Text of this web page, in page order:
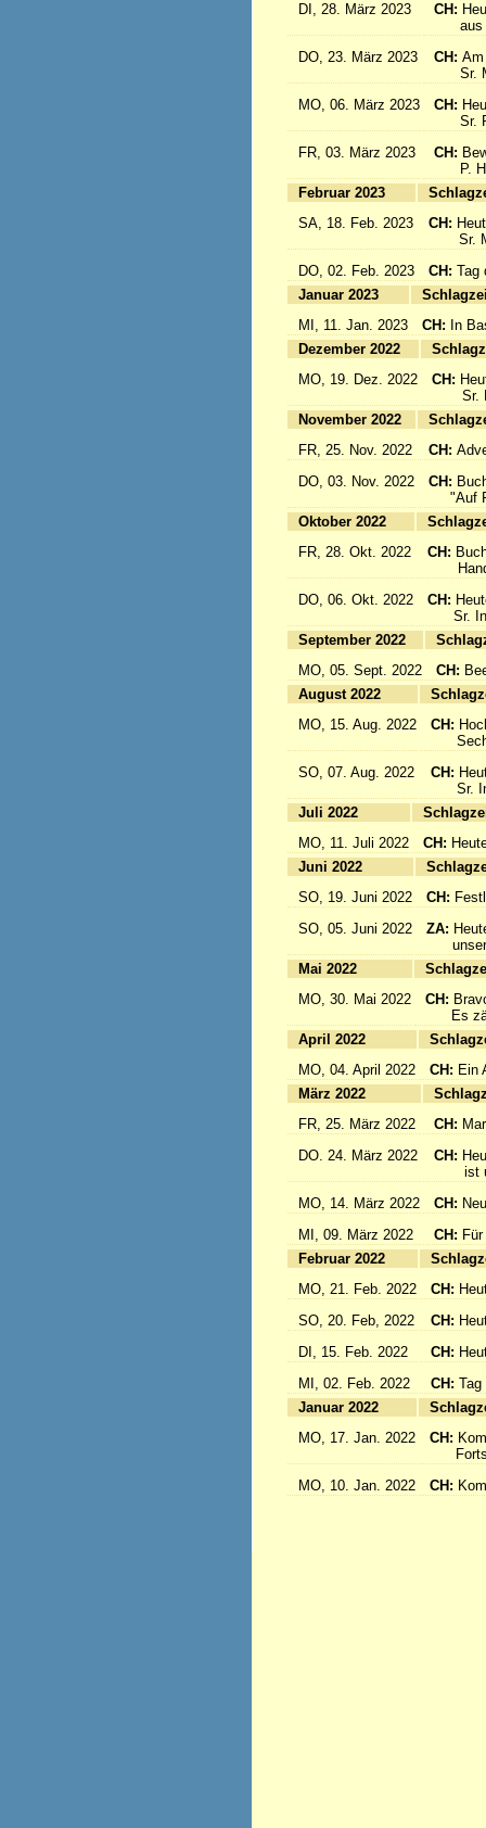
DI, 28. März 2023
CH:
aus
DO, 23. März 2023
CH:
Sr.
MO, 06. März 2023
CH:
Sr.
FR, 03. März 2023
CH:
P.
Februar 2023
SA, 18. Feb. 2023
CH:
Sr.
DO, 02. Feb. 2023
CH: Tag
Januar 2023
MI, 11. Jan. 2023
CH: In
Dezember 2022
MO, 19. Dez. 2022
CH:
Sr.
November 2022
FR, 25. Nov. 2022
CH:
DO, 03. Nov. 2022
CH:
"Auf
Oktober 2022
FR, 28. Okt. 2022
CH:
DO, 06. Okt. 2022
CH:
Sr.
September 2022
MO, 05. Sept. 2022
CH:
August 2022
MO, 15. Aug. 2022
CH:
SO, 07. Aug. 2022
CH:
Sr.
Juli 2022
MO, 11. Juli 2022
CH:
Juni 2022
SO, 19. Juni 2022
CH:
SO, 05. Juni 2022
ZA:
Mai 2022
MO, 30. Mai 2022
CH:
Es
April 2022
MO, 04. April 2022
CH: Ein
März 2022
FR, 25. März 2022
CH:
DO. 24. März 2022
CH:
ist
MO, 14. März 2022
CH:
MI, 09. März 2022
CH:
Februar 2022
MO, 21. Feb. 2022
CH:
SO, 20. Feb, 2022
CH:
DI, 15. Feb. 2022
CH:
MI, 02. Feb. 2022
CH: Tag
Januar 2022
MO, 17. Jan. 2022
CH:
MO, 10. Jan. 2022
CH: